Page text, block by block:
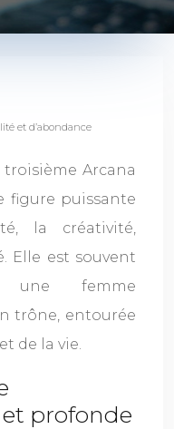
et d’abondance
troisième Arcana
figure puissante
la créativité,
Elle est souvent
une femme
trône, entourée
de la vie.
profonde